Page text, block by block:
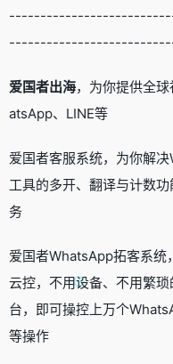
爱国者出海，为你提供全
atsApp、LINE等
爱国者客服系统，为你解
工具的多开、翻译与计数
务
爱国者WhatsApp拓客系统
云控，不用设备、不用繁
台，即可操控上万个
等操作